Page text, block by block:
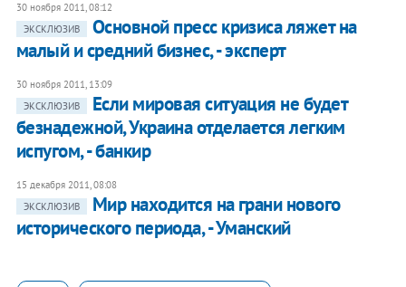
30 ноября 2011, 08:12
ЭКСКЛЮЗИВ
Основной пресс кризиса ляжет на
малый и средний бизнес, - эксперт
30 ноября 2011, 13:09
ЭКСКЛЮЗИВ
Если мировая ситуация не будет
безнадежной, Украина отделается легким
испугом, - банкир
15 декабря 2011, 08:08
ЭКСКЛЮЗИВ
Мир находится на грани нового
исторического периода, - Уманский